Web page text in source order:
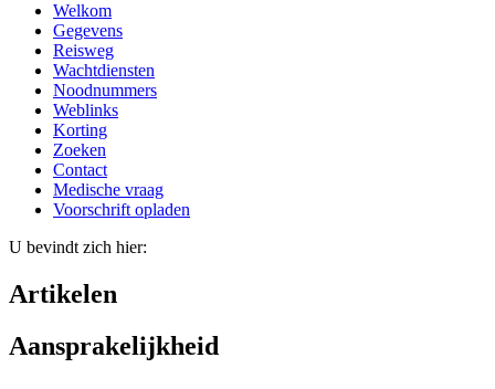
Welkom
Gegevens
Reisweg
Wachtdiensten
Noodnummers
Weblinks
Korting
Zoeken
Contact
Medische vraag
Voorschrift opladen
U bevindt zich hier:
Artikelen
Aansprakelijkheid